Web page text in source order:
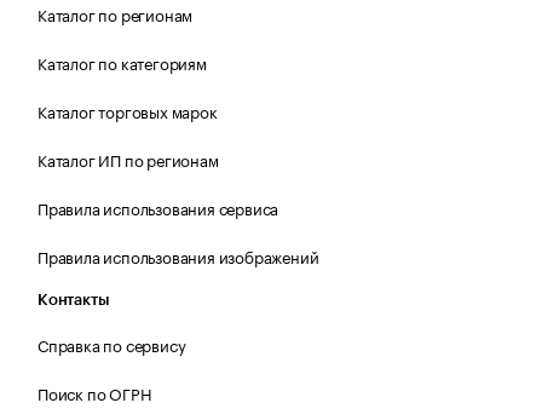
Каталог по регионам
Каталог по категориям
Каталог торговых марок
Каталог ИП по регионам
Правила использования сервиса
Правила использования изображений
Контакты
Справка по сервису
Поиск по ОГРН